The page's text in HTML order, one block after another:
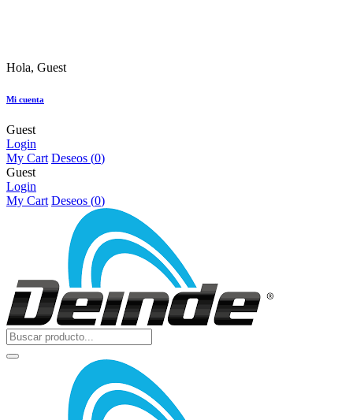
Hola, Guest
Mi cuenta
Guest
Login
My Cart Deseos (0)
Guest
Login
My Cart Deseos (0)